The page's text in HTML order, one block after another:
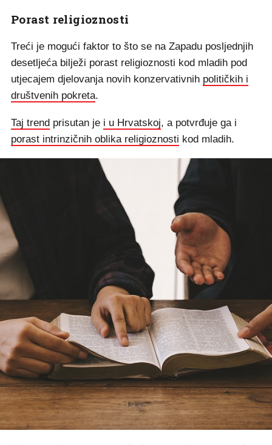
Porast religioznosti
Treći je mogući faktor to što se na Zapadu posljednjih
desetljeća bilježi porast religioznosti kod mladih pod
utjecajem djelovanja novih konzervativnih političkih i
društvenih pokreta.
Taj trend prisutan je i u Hrvatskoj, a potvrđuje ga i
porast intrinzičnih oblika religioznosti kod mladih.